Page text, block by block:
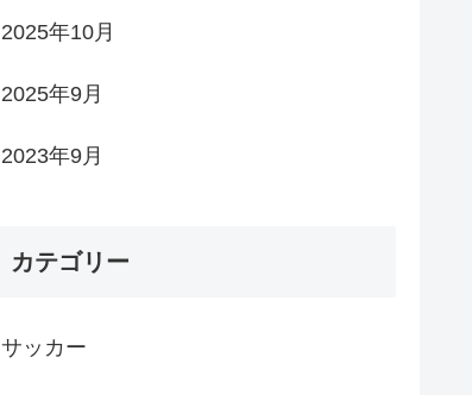
2025年10月
2025年9月
2023年9月
カテゴリー
サッカー